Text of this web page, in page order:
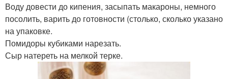
Воду довести до кипения, засыпать макароны, немного
посолить, варить до готовности (столько, сколько указано
на упаковке.
Помидоры кубиками нарезать.
Сыр натереть на мелкой терке.